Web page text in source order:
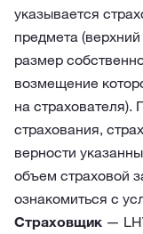
указывается
предмета
размер
возмещение
на страхователя).
страхования,
верности
объем страховой
ознакомиться с
Страховщик —